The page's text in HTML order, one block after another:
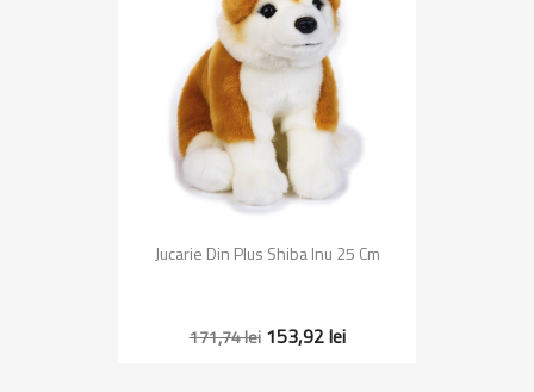
Jucarie Din Plus Shiba Inu 25 Cm
171,74 lei 153,92 lei